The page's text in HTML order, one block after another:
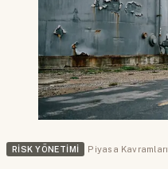
RISK YÖNETIMI Piyasa Kavramları